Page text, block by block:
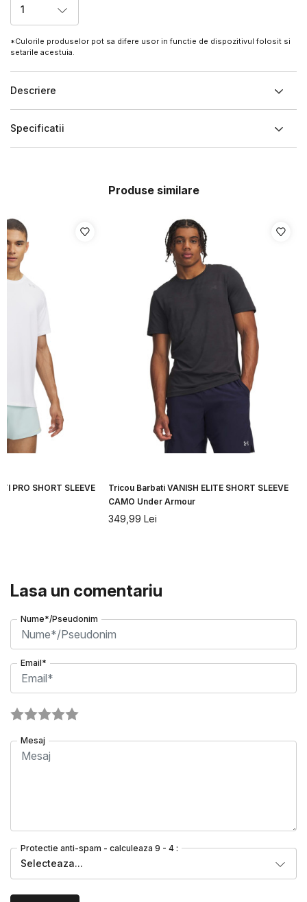
1
*Culorile produselor pot sa difere usor in functie de dispozitivul folosit si
setarile acestuia.
Descriere
Specificatii
Produse similare
PRO SHORT SLEEVE
Tricou Barbati VANISH ELITE SHORT SLEEVE
CAMO Under Armour
349,99 Lei
Lasa un comentariu
Nume*/Pseudonim
Email*
Mesaj
Protectie anti-spam - calculeaza 9 - 4 :
Selecteaza...